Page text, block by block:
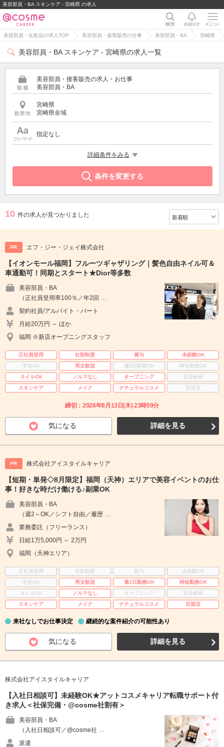
美容部員・BA スキンケア - 宮崎県 の求人
美容部員・化粧品の求人TOP 美容部員・接客販売の仕事 美容部員・BA 宮崎県
美容部員・BA スキンケア - 宮崎県の求人一覧
美容部員・接客販売の求人・お仕事
美容部員・BA
宮崎県
宮崎県全域
指定なし
詳細条件をみる
条件を変更する
10 件の求人が見つかりました
PR エフ・ジー・ジェイ株式会社
【イオンモール福岡】フルーツギャザリング｜髪色自由ネイル可＆
車通勤可！同期とスタート★Dior等多数
美容部員・BA
（正社員登用率100％／年2回 …
契約社員/アルバイト・パート
月給20万円 ～ ほか
福岡 ※新店オープニングスタッフ
正社員登用 社割制度 賞与
未経験OK
学生OK
男女歓迎 週3日勤務OK
時短勤務OK
ネイルOK
ノルマなし オープニング
店長候補
スキンケア
メイク ナチュラルコスメ 百貨店
締切：2026年8月13日(木) 23時59分
気になる 詳細を見る
PR 株式会社アイスタイルキャリア
【短期・単発◇8月限定】福岡（天神）エリアで美容イベントのお仕
事！好きな時だけ働ける♪副業OK
美容部員・BA
（週2～OK／シフト自由／履歴 …
業務委託（フリーランス）
日給1万5,000円 ～ 2万円
福岡（天神エリア）
正社員登用 社割制度 賞与
未経験OK
学生OK
男女歓迎 週3日勤務OK
時短勤務OK
ネイルOK
ノルマなし オープニング
店長候補
スキンケア
メイク ナチュラルコスメ 百貨店
来社なしでお仕事決定 継続的な案件紹介の可能性あり
気になる 詳細を見る
株式会社アイスタイルキャリア
【入社日相談可】未経験OK★アットコスメキャリア転職サポート付
き求人＜社保完備・@cosme社割有＞
美容部員・BA
（入社日相談可／@cosme社 …
派遣